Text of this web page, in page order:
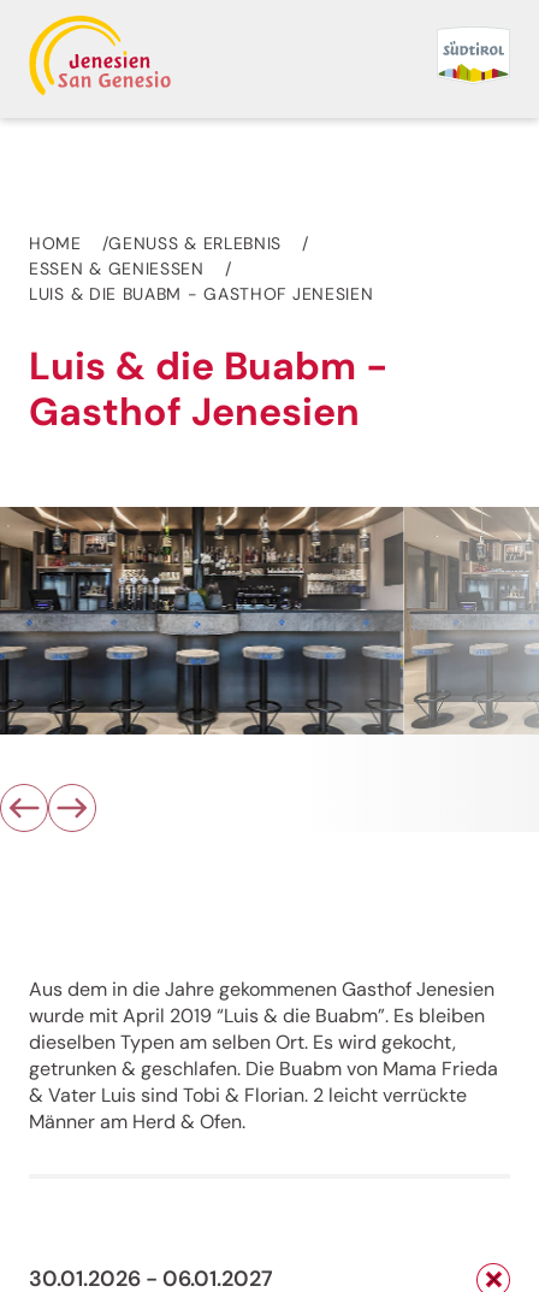
HOME
GENUSS & ERLEBNIS
ESSEN & GENIESSEN
LUIS & DIE BUABM - GASTHOF JENESIEN
Luis & die Buabm -
Gasthof Jenesien
Aus dem in die Jahre gekommenen Gasthof Jenesien
wurde mit April 2019 “Luis & die Buabm”. Es bleiben
dieselben Typen am selben Ort. Es wird gekocht,
getrunken & geschlafen. Die Buabm von Mama Frieda
& Vater Luis sind Tobi & Florian. 2 leicht verrückte
Männer am Herd & Ofen.
30.01.2026 - 06.01.2027